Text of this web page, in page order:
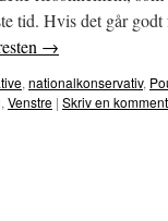
tid. Hvis det går
→
, nationalkonservativ,
, Venstre | Skriv en